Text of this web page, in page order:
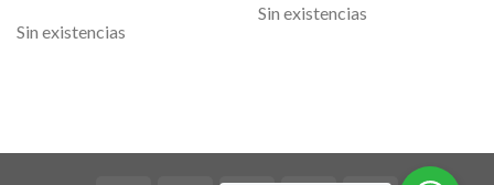
Sin existencias
Sin existencias